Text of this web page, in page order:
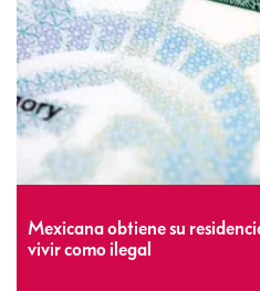
Mexicana obtiene su
vivir como ilegal